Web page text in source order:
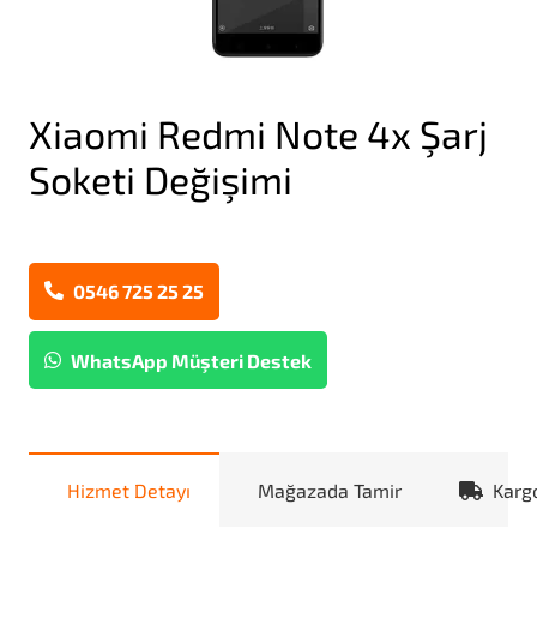
Xiaomi Redmi Note 4x Şarj
Soketi Değişimi
0546 725 25 25
WhatsApp Müşteri Destek
Hizmet Detayı Mağazada Tamir